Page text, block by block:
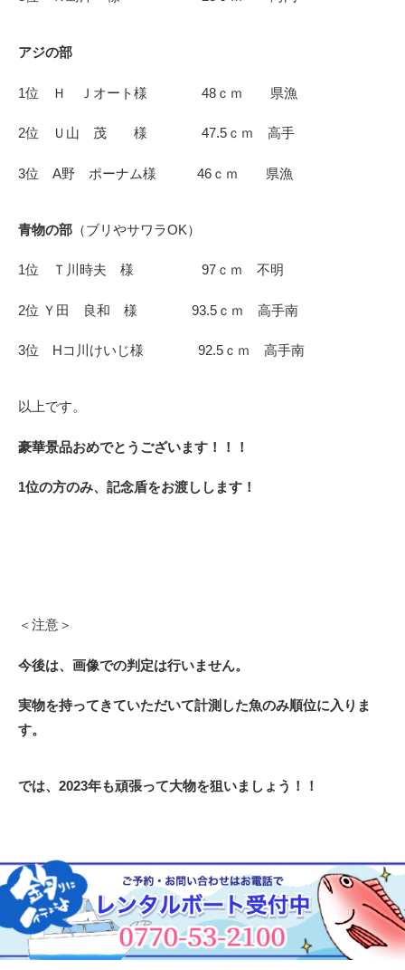
アジの部
1位 Ｈ Ｊオート様 48ｃｍ 県漁
2位 Ｕ山 茂 様 47.5ｃｍ 高手
3位 A野 ポーナム様 46ｃｍ 県漁
青物の部 （ブリやサワラOK）
1位 Ｔ川時夫 様 97ｃｍ 不明
2位 Ｙ田 良和 様 93.5ｃｍ 高手南
3位 Hコ川けいじ様 92.5ｃｍ 高手南
以上です。
豪華景品おめでとうございます！！！
1位の方のみ、記念盾をお渡しします！
＜注意＞
今後は、画像での判定は行いません。
実物を持ってきていただいて計測した魚のみ順位に入りま
す。
では、2023年も頑張って大物を狙いましょう！！